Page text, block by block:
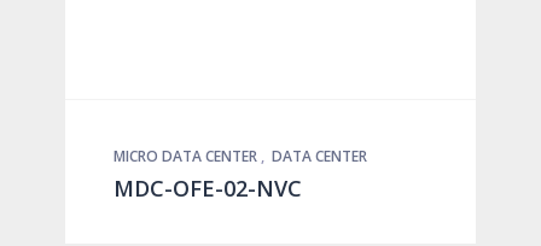
MICRO DATA CENTER , DATA CENTER
MDC-OFE-02-NVC